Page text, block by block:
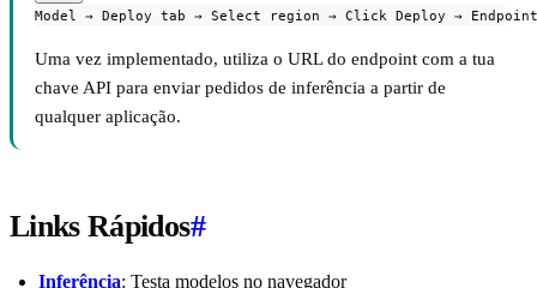
Model → Deploy tab → Select region → Click Deploy → Endpoint
Uma vez implementado, utiliza o URL do endpoint com a tua
chave API para enviar pedidos de inferência a partir de
qualquer aplicação.
Links Rápidos#
Inferência: Testa modelos no navegador